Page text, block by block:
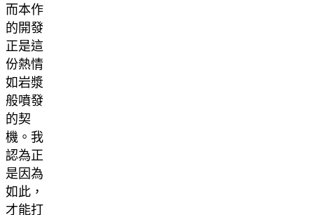
而本作
的開發
正是這
份熱情
如岩漿
般噴發
的契
機。我
認為正
是因為
如此，
才能打